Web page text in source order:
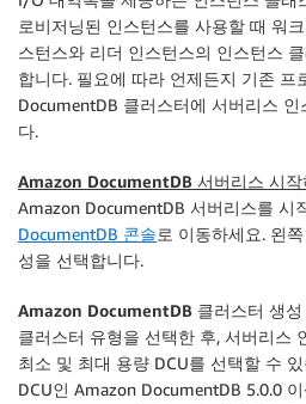
로비저닝된 인스턴스를 사용할 때 워
스턴스와 리더 인스턴스의 인스턴스
합니다. 필요에 따라 언제든지 기존 프
DocumentDB 클러스터에 서버리스
다.
Amazon DocumentDB 서버리스 시작
Amazon DocumentDB 서버리스를 시
DocumentDB 콘솔로 이동하세요. 왼
성을 선택합니다.
Amazon DocumentDB 클러스터 생성
클러스터 유형을 선택한 후, 서버리스
최소 및 최대 용량 DCU를 선택할 수
DCU인 Amazon DocumentDB 5.0.0